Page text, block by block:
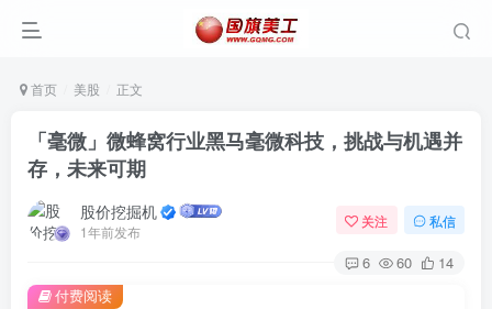
首页 美股 正文
「毫微」微蜂窝行业黑马毫微科技，挑战与机遇并
存，未来可期
股价挖掘机
1年前发布
关注 私信
6 60 14
付费阅读